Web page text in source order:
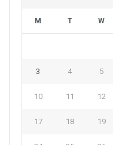
M T W
3 4 5
10 11 12
17 18 19